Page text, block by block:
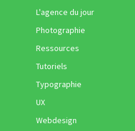
L'agence du jour
Photographie
Ressources
Tutoriels
Typographie
UX
Webdesign